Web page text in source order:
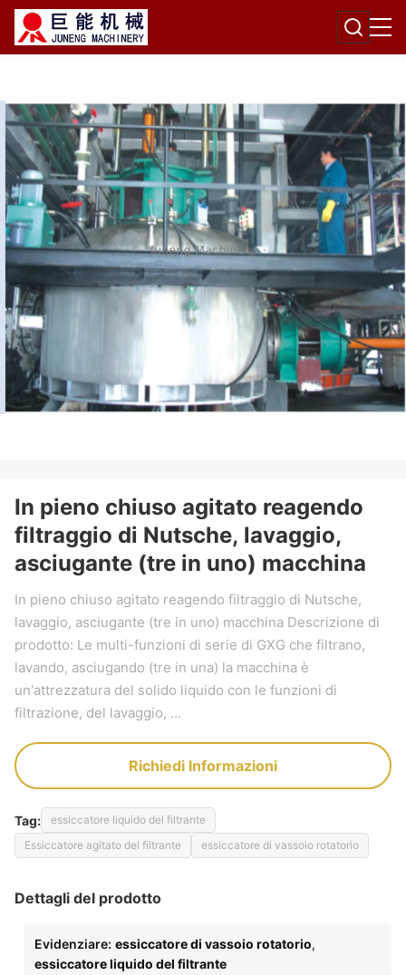
In pieno chiuso agitato reagendo
filtraggio di Nutsche, lavaggio,
asciugante (tre in uno) macchina
In pieno chiuso agitato reagendo filtraggio di Nutsche,
lavaggio, asciugante (tre in uno) macchina Descrizione di
prodotto: Le multi-funzioni di serie di GXG che filtrano,
lavando, asciugando (tre in una) la macchina è
un'attrezzatura del solido liquido con le funzioni di
filtrazione, del lavaggio, ...
Richiedi Informazioni
Tag:
essiccatore liquido del filtrante
Essiccatore agitato del filtrante
essiccatore di vassoio rotatorio
Dettagli del prodotto
Evidenziare: essiccatore di vassoio rotatorio,
essiccatore liquido del filtrante